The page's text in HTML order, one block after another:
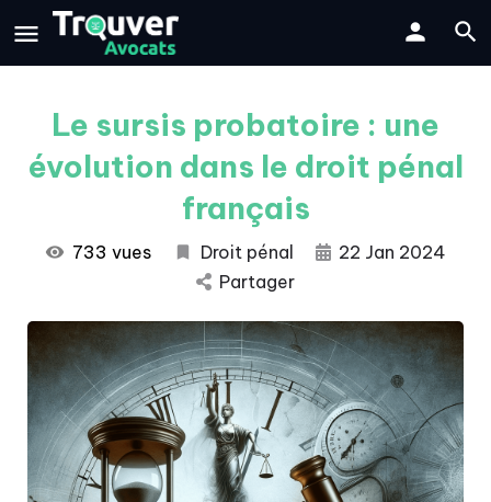
Le sursis probatoire : une
évolution dans le droit pénal
français
733 vues Droit pénal
22 Jan 2024
Partager